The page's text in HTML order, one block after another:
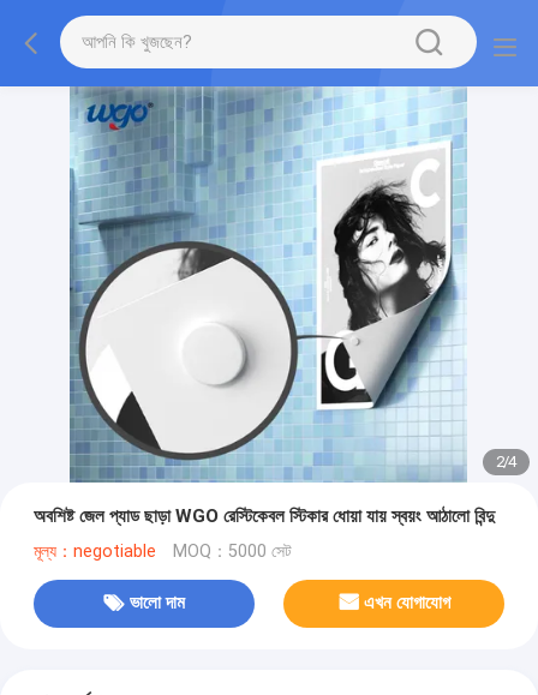
2/4
অবশিষ্ট জেল প্যাড ছাড়া WGO রেস্টিকেবল স্টিকার ধোয়া যায় স্বয়ং আঠালো বিন্দু
মূল্য：negotiable MOQ：5000 সেট
ভালো দাম এখন যোগাযোগ